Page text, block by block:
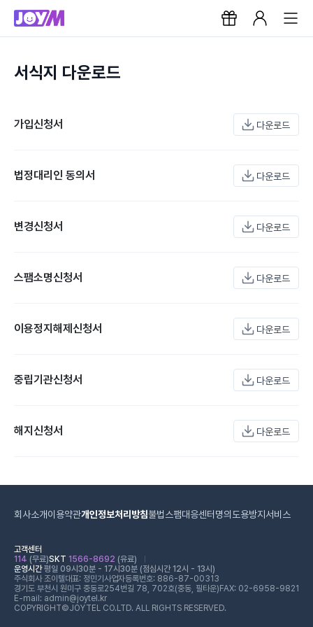
서식지 다운로드
가입신청서 다운로드
법정대리인 동의서 다운로드
변경신청서 다운로드
스팸소명신청서 다운로드
이용정지해제신청서 다운로드
중립기관신청서 다운로드
해지신청서 다운로드
회사소개이용약관개인정보처리방침불법스팸대응센터 명의도용방지서비스
고객센터
114 (무료)SKT 1566-8692 (유료)
운영시간평일 09시30분 - 17시30분 (점심시간 12시 - 13시)
주식회사 조이텔대표: 정민기 사업자등록번호: 886-87-00313
경기도 부천시 원미구 중동로254번길 78, 702호(중동, 필타운) FAX: 02-6958-9821
E-mail: admin@joytel.kr
COPYRIGHT©JOYTEL CO.LTD. ALL RIGHTS RESERVED.